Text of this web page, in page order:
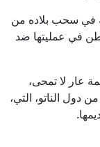
في سحب بلاده من
في عمليتها ضد
عار لا تمحى،
دول الناتو، التي،